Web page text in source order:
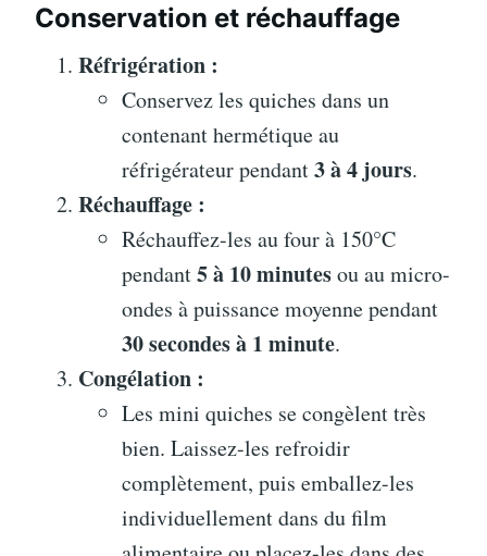
Conservation et réchauffage
Réfrigération :
Conservez les quiches dans un
contenant hermétique au
réfrigérateur pendant3 à 4 jours.
Réchauffage :
Réchauffez-les au four à 150°C
pendant5 à 10 minutesou au micro-
ondes à puissance moyenne pendant
30 secondes à 1 minute.
Congélation :
Les mini quiches se congèlent très
bien. Laissez-les refroidir
complètement, puis emballez-les
individuellement dans du film